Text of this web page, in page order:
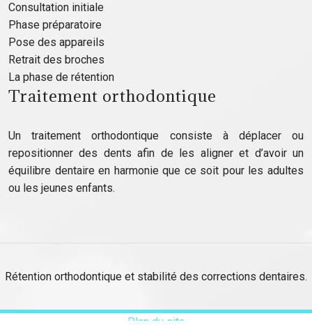
Consultation initiale
Phase préparatoire
Pose des appareils
Retrait des broches
La phase de rétention
Traitement orthodontique
Un traitement orthodontique consiste à déplacer ou
repositionner des dents afin de les aligner et d’avoir un
équilibre dentaire en harmonie que ce soit pour les adultes
ou les jeunes enfants.
Rétention orthodontique et stabilité des corrections dentaires.
Plan du site